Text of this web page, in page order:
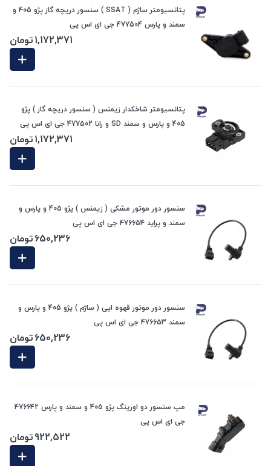
پتانسیومتر ساژم ( SSAT ) سنسور دریچه گاز پژو 405 و
سمند و پارس 477504 جی ای اس پی
1,172,371تومان
پتانسیومتر شاخکدار زیمنس ( سنسور دریچه گاز ) پژو
405 و پارس و سمند SD و رانا 477502 جی ای اس پی
1,172,371تومان
سنسور دور موتور مشکی ( زیمنس ) پژو 405 و پارس و
سمند و پراید 476654 جی ای اس پی
650,236تومان
سنسور دور موتور قهوه ایی ( ساژم ) پژو 405 و پارس و
سمند 476653 جی ای اس پی
650,236تومان
مپ سنسور دو اورینگ پژو 405 و سمند و پارس 476642
جی ای اس پی
922,522تومان